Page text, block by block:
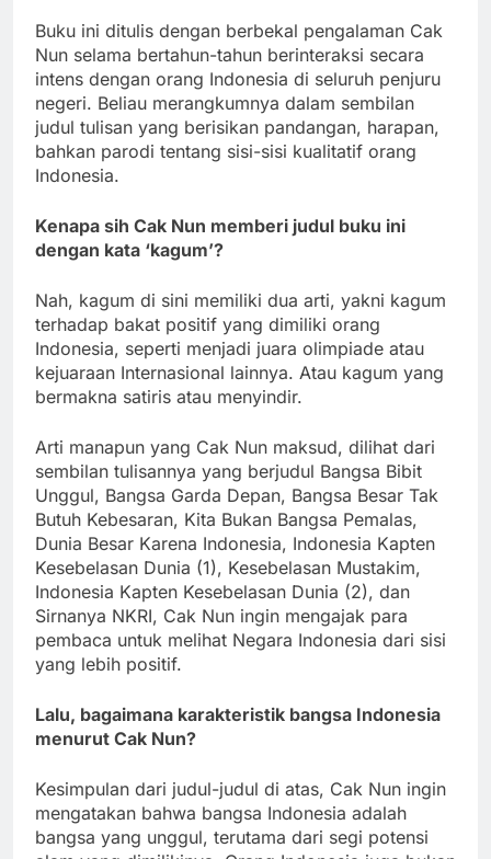
Buku ini ditulis dengan berbekal pengalaman Cak
Nun selama bertahun-tahun berinteraksi secara
intens dengan orang Indonesia di seluruh penjuru
negeri. Beliau merangkumnya dalam sembilan
judul tulisan yang berisikan pandangan, harapan,
bahkan parodi tentang sisi-sisi kualitatif orang
Indonesia.
Kenapa sih Cak Nun memberi judul buku ini
dengan kata ‘kagum’?
Nah, kagum di sini memiliki dua arti, yakni kagum
terhadap bakat positif yang dimiliki orang
Indonesia, seperti menjadi juara olimpiade atau
kejuaraan Internasional lainnya. Atau kagum yang
bermakna satiris atau menyindir.
Arti manapun yang Cak Nun maksud, dilihat dari
sembilan tulisannya yang berjudul Bangsa Bibit
Unggul, Bangsa Garda Depan, Bangsa Besar Tak
Butuh Kebesaran, Kita Bukan Bangsa Pemalas,
Dunia Besar Karena Indonesia, Indonesia Kapten
Kesebelasan Dunia (1), Kesebelasan Mustakim,
Indonesia Kapten Kesebelasan Dunia (2), dan
Sirnanya NKRI, Cak Nun ingin mengajak para
pembaca untuk melihat Negara Indonesia dari sisi
yang lebih positif.
Lalu, bagaimana karakteristik bangsa Indonesia
menurut Cak Nun?
Kesimpulan dari judul-judul di atas, Cak Nun ingin
mengatakan bahwa bangsa Indonesia adalah
bangsa yang unggul, terutama dari segi potensi